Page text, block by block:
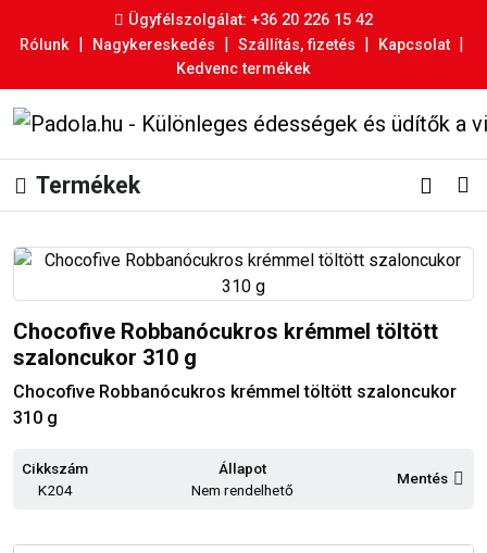
Ügyfélszolgálat: +36 20 226 15 42
Rólunk | Nagykereskedés | Szállítás, fizetés | Kapcsolat |
Kedvenc termékek
Termékek
Chocofive Robbanócukros krémmel töltött
szaloncukor 310 g
Chocofive Robbanócukros krémmel töltött szaloncukor
310 g
Cikkszám
K204
Állapot
Nem rendelhető
Mentés